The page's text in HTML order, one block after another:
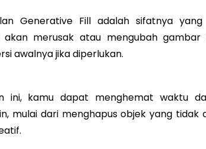
Generative Fill adalah sifatnya
merusak atau mengubah
awalnya jika diperlukan.
ini, kamu dapat menghemat waktu
mulai dari menghapus objek yang tidak